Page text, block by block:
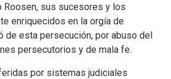
Roosen, sus sucesores y los
enriquecidos en la orgía de
de esta persecución, por abuso del
persecutorios y de mala fe.
por sistemas judiciales